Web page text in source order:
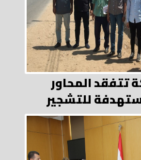
تتفقد المحاور
للتشجير